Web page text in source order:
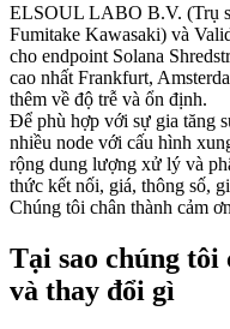
ELSOUL LABO B.V. (Trụ
Fumitake Kawasaki) và
cho endpoint Solana
cao nhất Frankfurt,
thêm về độ trễ và ổn định.
Để phù hợp với sự gia tăng
nhiều node với cấu hình
rộng dung lượng xử lý và
thức kết nối, giá, thông số,
Chúng tôi chân thành cảm
Tại sao chúng tôi
và thay đổi gì